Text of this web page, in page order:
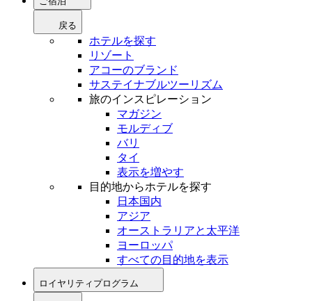
戻る
ホテルを探す
リゾート
アコーのブランド
サステイナブルツーリズム
旅のインスピレーション
マガジン
モルディブ
バリ
タイ
表示を増やす
目的地からホテルを探す
日本国内
アジア
オーストラリアと太平洋
ヨーロッパ
すべての目的地を表示
ロイヤリティプログラム